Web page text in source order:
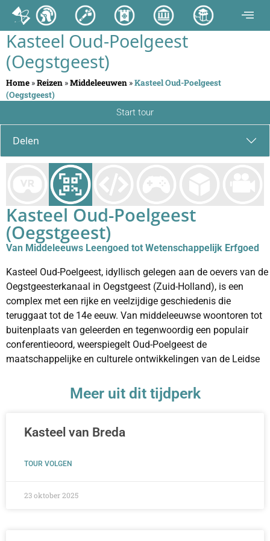
Kasteel Oud-Poelgeest
(Oegstgeest)
Home »Reizen »Middeleeuwen »Kasteel Oud-Poelgeest
(Oegstgeest)
Start tour
Delen
Kasteel Oud-Poelgeest
(Oegstgeest)
Van Middeleeuws Leengoed tot Wetenschappelijk Erfgoed
Kasteel Oud-Poelgeest, idyllisch gelegen aan de oevers van de
Oegstgeesterkanaal in Oegstgeest (Zuid-Holland), is een
complex met een rijke en veelzijdige geschiedenis die
teruggaat tot de 14e eeuw. Van middeleeuwse woontoren tot
buitenplaats van geleerden en tegenwoordig een populair
conferentieoord, weerspiegelt Oud-Poelgeest de
maatschappelijke en culturele ontwikkelingen van de Leidse
Vroege Oorsprong en de Heren van Poelgeest (14e-16e
verbonden met de familie Van Poelgeest, een invloedrijk
de ligging in een waterrijk (“poel”) gebied.
Meer uit dit tijdperk
Kasteel van Breda
TOUR VOLGEN
23 oktober 2025